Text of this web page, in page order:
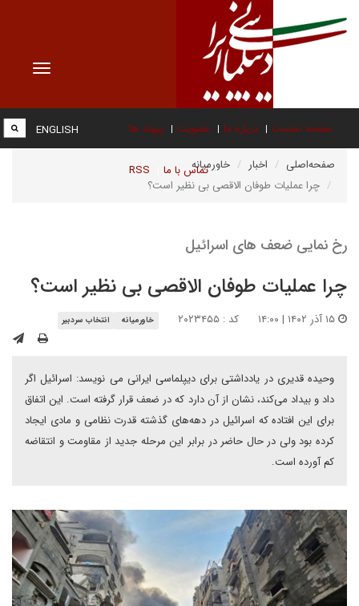
Toggle
صفحه نخست درباره ما عضویت پیوند ها
تماس با ما RSS
ENGLISH
صفحه‌اصلی اخبار
خاورمیانه
چرا عملیات طوفان الاقصی بی نظیر است؟
رخ نمایی ضعف های اسرائیل
چرا عملیات طوفان الاقصی بی نظیر است؟
کد : ۲۰۲۳۴۵۵ خاورمیانه انتخاب سردبیر
وحیده قدیری در یادداشتی برای دیپلماسی ایرانی می نویسد: اسرائیل اگر
داد و بیداد می‌کند، نشان از آن دارد که در ضعف قرار گرفته است. این اتفاق
برای این افتاده که اسرائیل در دهه‌های گذشته قدرت نظامی و مادی ایجاد
کرده بود ولی در حال حاضر در برابر این مرحله جدید از مقاومت و انتقاضه
کم آورده است.